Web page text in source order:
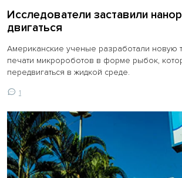
Исследователи заставили
двигаться
Американские ученые разработали новую
печати микророботов в форме рыбок,
передвигаться в жидкой среде.
1